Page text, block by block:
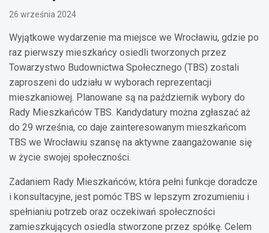
26 września 2024
Wyjątkowe wydarzenie ma miejsce we Wrocławiu, gdzie po
raz pierwszy mieszkańcy osiedli tworzonych przez
Towarzystwo Budownictwa Społecznego (TBS) zostali
zaproszeni do udziału w wyborach reprezentacji
mieszkaniowej. Planowane są na październik wybory do
Rady Mieszkańców TBS. Kandydatury można zgłaszać aż
do 29 września, co daje zainteresowanym mieszkańcom
TBS we Wrocławiu szansę na aktywne zaangażowanie się
w życie swojej społeczności.
Zadaniem Rady Mieszkańców, która pełni funkcje doradcze
i konsultacyjne, jest pomóc TBS w lepszym zrozumieniu i
spełnianiu potrzeb oraz oczekiwań społeczności
zamieszkujących osiedla stworzone przez spółkę. Celem